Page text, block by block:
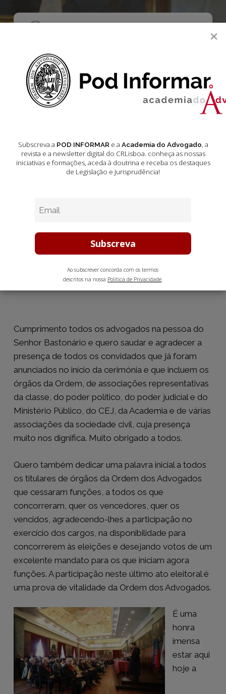
main
Menu
Atualidade
Tomada de Posse
do Conselho
Regional de
Lisboa | Telmo
Guerreiro Semião
Cumprimento todos os advogados na pessoa do
Senhor Bastonário e quero saudar e agradecer a
presença de todos os convidados que já foram
anunciados no início da cerimónia e que incluem os
órgãos da Ordem, de associações representativas
da classe, do poder político, do poder judicial e do
Ministério Público, do CEJ, da Academia e de várias
associações da sociedade civil, cuja presença
muito nos dignifica. Muito obrigado a todos.
Quero também dedicar uma palavra inicial a todos
os titulares de órgãos da Ordem dos Advogados
que cessaram funções, a todos os que
concorreram, quer os vencedores, quer os
vencidos, agradecendo-lhes a participação no
exercício dos cargos, na disponibilidade para
concorrerem às eleições e desejando votos de um
excelente mandato para os que iniciam agora
funções. A participação neste último ato eleitoral é
uma prova de vitalidade da Ordem dos Advogados.
É uma
honra
imensa
estar aqui
hoje a
×
Subscreva a POD INFORMARe a Academia do Advogado, a
revista e a newsletter digital do CRLisboa. conheça as nossas
iniciativas e formações, aceda à doutrina e receba os destaques
de Legislação e Jurisprudência!
Ao subscrever concorda com os termos
descritos na nossa Política de Privacidade.